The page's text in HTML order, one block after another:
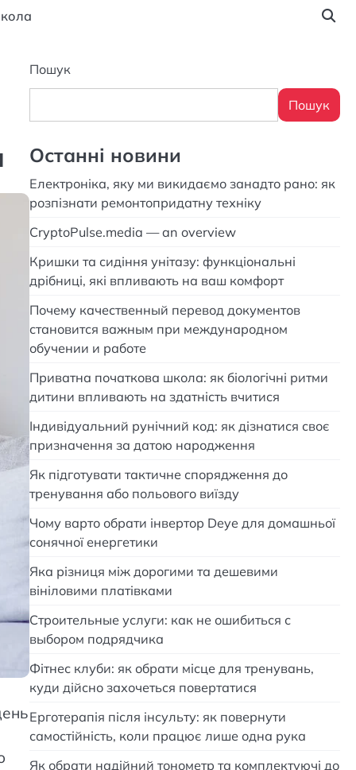
Пошук
Пошук
Останні новини
Електроніка, яку ми викидаємо занадто рано: як
розпізнати ремонтопридатну техніку
CryptoPulse.media — an overview
Кришки та сидіння унітазу: функціональні
дрібниці, які впливають на ваш комфорт
Почему качественный перевод документов
становится важным при международном
обучении и работе
Приватна початкова школа: як біологічні ритми
дитини впливають на здатність вчитися
Індивідуальний рунічний код: як дізнатися своє
призначення за датою народження
Як підготувати тактичне спорядження до
тренування або польового виїзду
Чому варто обрати інвертор Deye для домашньої
сонячної енергетики
Яка різниця між дорогими та дешевими
вініловими платівками
Строительные услуги: как не ошибиться с
выбором подрядчика
Фітнес клуби: як обрати місце для тренувань,
куди дійсно захочеться повертатися
Ерготерапія після інсульту: як повернути
самостійність, коли працює лише одна рука
Як обрати надійний тонометр та комплектуючі до